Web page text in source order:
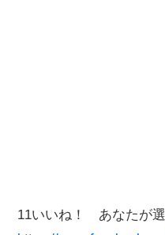
11いいね！ あなたが